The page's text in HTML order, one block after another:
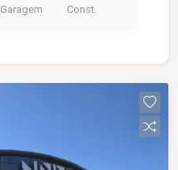
Garagem Const.